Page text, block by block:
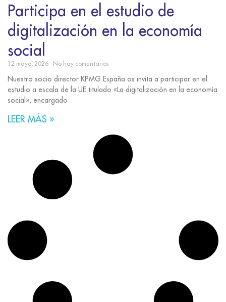
Participa en el estudio de
digitalización en la economía
social
12 mayo, 2026 No hay comentarios
Nuestro socio director KPMG España os invita a participar en el
estudio a escala de la UE titulado «La digitalización en la economía
social», encargado
LEER MÁS »